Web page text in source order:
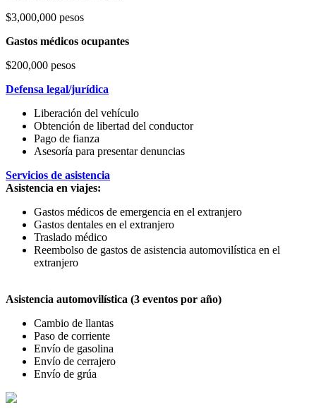
$3,000,000 pesos
Gastos médicos ocupantes
$200,000 pesos
Defensa legal/jurídica
Liberación del vehículo
Obtención de libertad del conductor
Pago de fianza
Asesoría para presentar denuncias
Servicios de asistencia
Asistencia en viajes:
Gastos médicos de emergencia en el extranjero
Gastos dentales en el extranjero
Traslado médico
Reembolso de gastos de asistencia automovilística en el
extranjero
Asistencia automovilística (3 eventos por año)
Cambio de llantas
Paso de corriente
Envío de gasolina
Envío de cerrajero
Envío de grúa